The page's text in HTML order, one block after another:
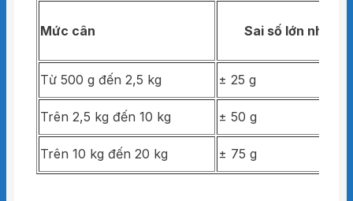
Mức cân Sai số lớn nhất
Từ 500 g đến 2,5 kg ± 25 g
Trên 2,5 kg đến 10 kg ± 50 g
Trên 10 kg đến 20 kg ± 75 g